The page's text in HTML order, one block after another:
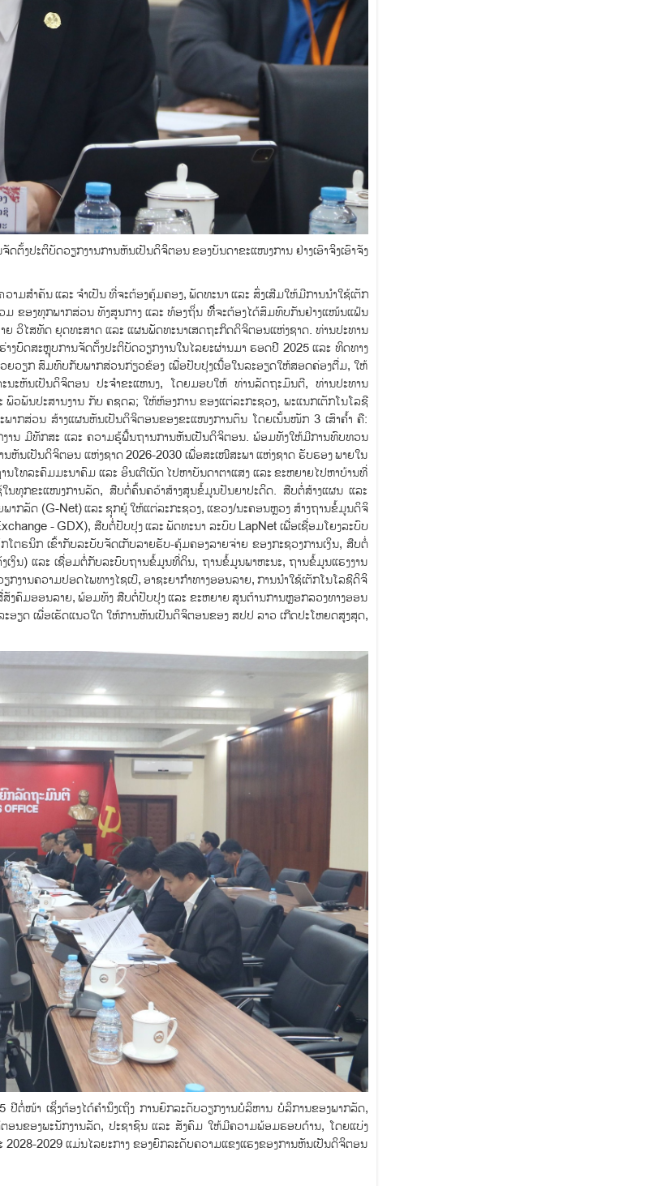
ຕັ້ງປະຕິບັດວຽກງານການຫັນເປັນດິຈິຕອນ ຂອງບັນດາຂະແໜງການ ຢ່າງເອົາຈິງເອົາຈັງ
ສຳຄັນ ແລະ ຈຳເປັນ ທີ່ຈະຕ້ອງຄຸ້ມຄອງ, ພັດທະນາ ແລະ ສົ່ງເສີມໃຫ້ມີການນຳໃຊ້ເຕັກ
ຂອງທຸກພາກສ່ວນ ທັງສູນກາງ ແລະ ທ້ອງຖິ່ນ ທີິ່ຈະຕ້ອງໄດ້ສົມທົບກັນຢ່າງແໜ້ນແຟ້ນ
ວິໄສທັດ ຍຸດທະສາດ ແລະ ແຜນພັດທະນາເສດຖະກິດດິຈິຕອນແຫ່ງຊາດ. ທ່ານປະທານ
ງບົດສະຫຼຸບການຈັດຕັ້ງປະຕິບັດວຽກງານໃນໄລຍະຜ່ານມາ ຮອດປີ 2025 ແລະ ທິດທາງ
ວຽກ ສົມທົບກັບພາກສ່ວນກ່ຽວຂ້ອງ ເພື່ອປັບປຸງເນື້ອໃນລະອຽດໃຫ້ສອດຄ່ອງຕື່ມ, ໃຫ້
ນະຫັນເປັນດິຈິຕອນ ປະຈຳຂະແຫນງ, ໂດຍມອບໃຫ້ ທ່ານລັດຖະມົນຕີ, ທ່ານປະທານ
ວພັນປະສານງານ ກັບ ຄຊດລ; ໃຫ້ຫ້ອງການ ຂອງແຕ່ລະກະຊວງ, ພະແນກເຕັກໂນໂລຊີ
ພາກສ່ວນ ສ້າງແຜນຫັນເປັນດິຈິຕອນຂອງຂະແໜງການຕົນ ໂດຍເນັ້ນໜັກ 3 ເສົາຄ້ຳ ຄື:
ານ ມີທັກສະ ແລະ ຄວາມຮູ້ພື້ນຖານການຫັນເປັນດິຈິຕອນ. ພ້ອມທັງໃຫ້ມີການທົບທວນ
ນເປັນດິຈິຕອນ ແຫ່ງຊາດ 2026-2030 ເພື່ອສະເໜີສະພາ ແຫ່ງຊາດ ຮັບຮອງ ພາຍໃນ
ທລະຄົມມະນາຄົມ ແລະ ອິນເຕີເນັດ ໄປຫາບັນດາຕາແສງ ແລະ ຂະຫຍາຍໄປຫາບ້ານທີ່
ທຸກຂະແໜງການລັດ, ສືບຕໍ່ຄົ້ນຄວ້າສ້າງສູນຂໍ້ມູນປັນຍາປະດິດ. ສືບຕໍ່ສ້າງແຜນ ແລະ
ກລັດ (G-Net) ແລະ ຊຸກຍູ້ ໃຫ້ແຕ່ລະກະຊວງ, ແຂວງ/ນະຄອນຫຼວງ ສ້າງຖານຂໍ້ມູນດິຈິ
- GDX), ສືບຕໍ່ປັບປຸງ ແລະ ພັດທະນາ ລະບົບ LapNet ເພື່ອເຊື່ອມໂຍງລະບົບ
ໂຕຣນິກ ເຂົ້າກັບລະບັບຈັດເກັບລາຍຮັບ-ຄຸ້ມຄອງລາຍຈ່າຍ ຂອງກະຊວງການເງິນ, ສືບຕໍ່
ງິນ) ແລະ ເຊື່ອມຕໍ່ກັບລະບົບຖານຂໍ້ມູນທີ່ດິນ, ຖານຂໍ້ມູນພາຫະນະ, ຖານຂໍ້ມູນແຮງງານ
ານຄວາມປອດໄພທາງໄຊເບີ, ອາຊະຍາກຳທາງອອນລາຍ, ການນຳໃຊ້ເຕັກໂນໂລຊີດິຈິ
ຄົມອອນລາຍ, ພ້ອມທັງ ສືບຕໍ່ປັບປຸງ ແລະ ຂະຫຍາຍ ສູນຕ້ານການຫຼອກລວງທາງອອນ
ຽດ ເພື່ອເຮັດແນວໃດ ໃຫ້ການຫັນເປັນດິຈິຕອນຂອງ ສປປ ລາວ ເກີດປະໂຫຍດສູງສຸດ,
ຕໍ່ໜ້າ ເຊິ່ງຕ້ອງໄດ້ຄຳນຶງເຖິງ ການຍົກລະດັບວຽກງານບໍລິຫານ ບໍລິການຂອງພາກລັດ,
ນຂອງພະນັກງານລັດ, ປະຊາຊົນ ແລະ ສັງຄົມ ໃຫ້ມີຄວາມພ້ອມຮອບດ້ານ, ໂດຍແບ່ງ
2029 ແມ່ນໄລຍະກາງ ຂອງຍົກລະດັບຄວາມແຂງແຮງຂອງການຫັນເປັນດິຈິຕອນ